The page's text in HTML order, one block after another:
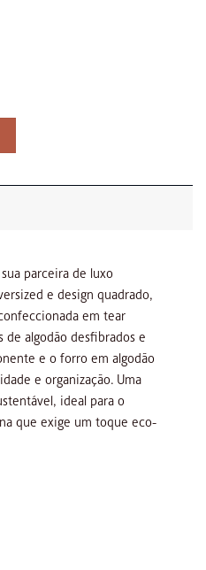
parceira de luxo
e design quadrado,
em tear
algodão desfibrados e
e o forro em algodão
e organização. Uma
ideal para o
que exige um toque eco-